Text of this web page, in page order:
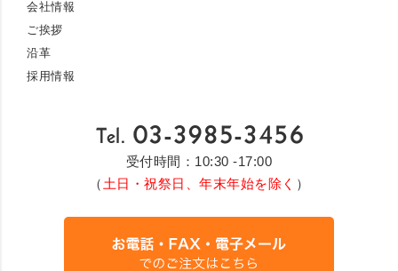
会社情報
ご挨拶
沿革
採用情報
受付時間：10:30 -17:00
（ 土日・祝祭日、年末年始を除く ）